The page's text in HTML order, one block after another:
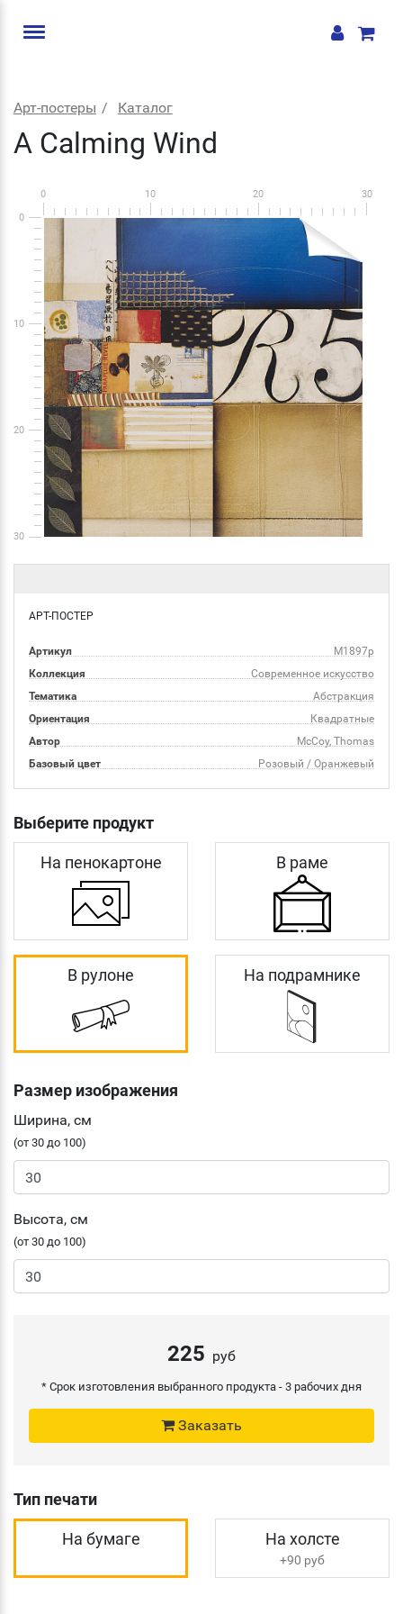
Арт-постеры Каталог
A Calming Wind
0 10 30
20
0
10
30
20
АРТ-ПОСТЕР
Артикул
M1897p
Коллекция
Современное искусство
Тематика
Абстракция
Ориентация
Квадратные
Автор
McCoy, Thomas
Базовый цвет
Розовый / Оранжевый
Выберите продукт
На пенокартоне В раме
В рулоне На подрамнике
Размер изображения
Ширина, см
(от 30 до 100)
Высота, см
(от 30 до 100)
225 руб
* Срок изготовления выбранного продукта - 3 рабочих дня
Заказать
Тип печати
На бумаге На холсте
+90 руб